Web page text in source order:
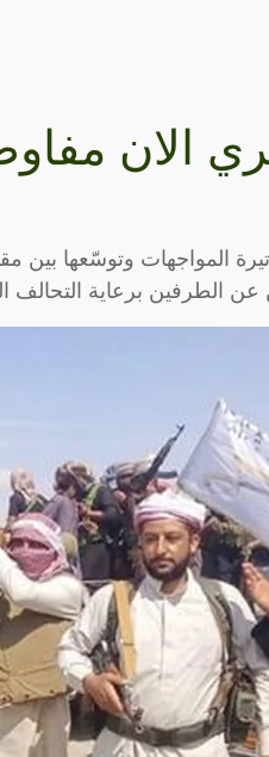
الان
المواجهات وتوسّعها بين
عن الطرفين برعاية